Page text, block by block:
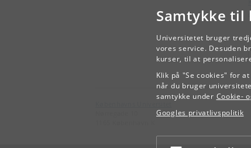
Samtykke til
Universitetet bruger
vores service. Desuden
kurser, til at
Klik på "Se cookies" for
når du bruger
samtykke under Cookie-
Googles privatlivspolitik